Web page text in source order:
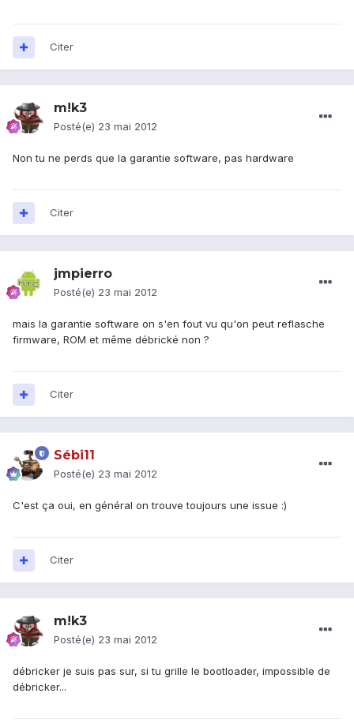
Citer
m!k3
Posté(e) 23 mai 2012
Non tu ne perds que la garantie software, pas hardware
Citer
jmpierro
Posté(e) 23 mai 2012
mais la garantie software on s'en fout vu qu'on peut reflasche
firmware, ROM et même débrické non ?
Citer
Sébi11
Posté(e) 23 mai 2012
C'est ça oui, en général on trouve toujours une issue :)
Citer
m!k3
Posté(e) 23 mai 2012
débricker je suis pas sur, si tu grille le bootloader, impossible de
débricker...